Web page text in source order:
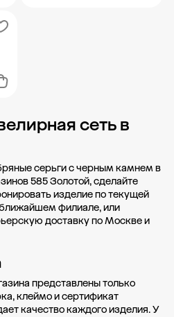
сеть в
серьги с черным камнем в
585 Золотой, сделайте
изделие по текущей
филиале, или
доставку по Москве и
представлены только
клеймо и сертификат
качество каждого изделия. У